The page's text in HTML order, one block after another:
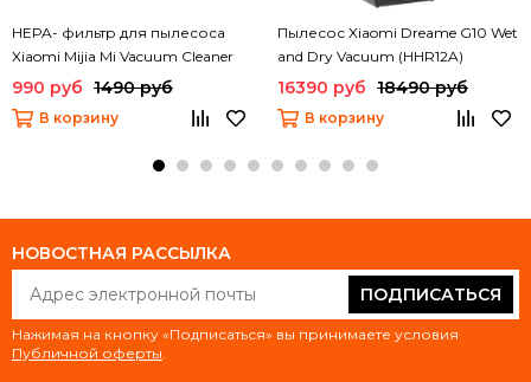
HEPA- фильтр для пылесоса
Xiaomi Mijia Mi Vacuum Cleaner
mini (SSXCQ01XY) (2 шт)
990 руб 1490 руб
В корзину
Пылесос Xiaomi Dreame G10 Wet
and Dry Vacuum (HHR12A)
16390 руб 18490 руб
В корзину
НОВОСТНАЯ РАССЫЛКА
ПОДПИСАТЬСЯ
Нажимая на кнопку «Подписаться» вы принимаете условия
Публичной оферты.